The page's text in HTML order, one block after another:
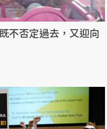
不否定過去，又迎向